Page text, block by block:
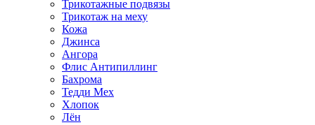
Трикотажные подвязы
Трикотаж на меху
Кожа
Джинса
Ангора
Флис Антипиллинг
Бахрома
Тедди Мех
Хлопок
Лён